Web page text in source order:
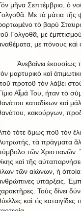
μῆνα Σεπτέμβριο, ὁ
Με τὰ μάτια τῆς
τὸ βαρύ
Γολγοθᾶ, με
με πόνους καὶ
ἐκουσίως
μαρτυρικὸ καὶ
προτοῦ τὸν λάβει
Αἷμά Του, ήταν τὸ
καταδίκων καὶ
κακούργων,
τότε ὅμως ποῦ τὸν
τὰ πράγματα
τῶν Χριστιανῶν.
καὶ τῆς
τῶν αἰώνων, ἡ ὁποία
ὑπάρξεις.
Τοὺς δίνει
καὶ τὶς